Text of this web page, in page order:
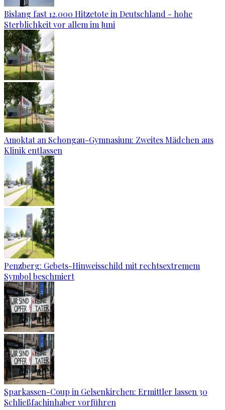
Bislang fast 12.000 Hitzetote in Deutschland - hohe
Sterblichkeit vor allem im Juni
Amoktat an Schongau-Gymnasium: Zweites Mädchen aus
Klinik entlassen
Penzberg: Gebets-Hinweisschild mit rechtsextremem
Symbol beschmiert
Sparkassen-Coup in Gelsenkirchen: Ermittler lassen 30
Schließfachinhaber vorführen